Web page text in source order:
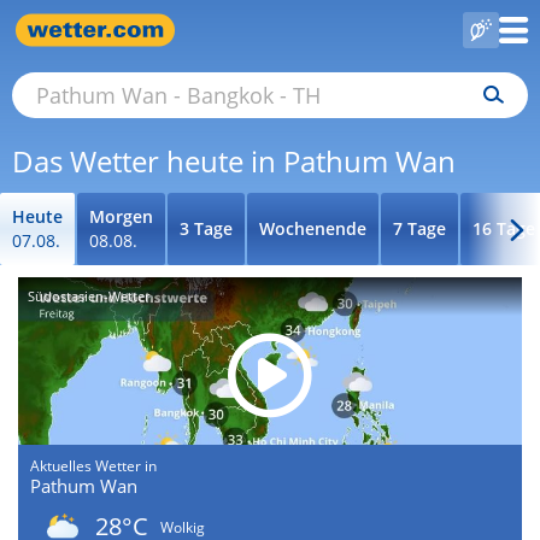
Das Wetter heute in Pathum Wan
Heute
07.08.
Morgen
08.08.
3 Tage Wochenende 7 Tage 16 Tage
Südostasien-Wetter
Aktuelles Wetter in
Pathum Wan
28°C
Wolkig